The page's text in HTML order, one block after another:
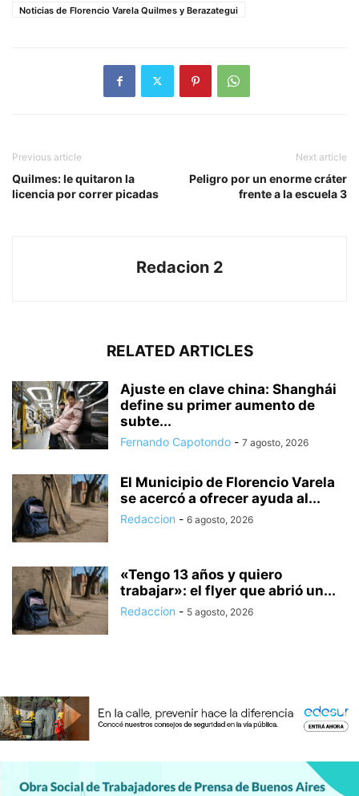
Noticias de Florencio Varela Quilmes y Berazategui
Previous article
Quilmes: le quitaron la
licencia por correr picadas
Next article
Peligro por un enorme cráter
frente a la escuela 3
Redacion 2
RELATED ARTICLES
Ajuste en clave china: Shanghái
define su primer aumento de
subte...
Fernando Capotondo - 7 agosto, 2026
El Municipio de Florencio Varela
se acercó a ofrecer ayuda al...
Redaccion - 6 agosto, 2026
«Tengo 13 años y quiero
trabajar»: el flyer que abrió un...
Redaccion - 5 agosto, 2026